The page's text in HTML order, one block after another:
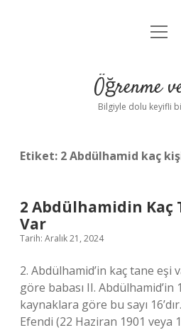
Anasayfa
Yasal
Öğrenme
Bilgiyle dolu keyifli
Etiket: 2 Abdülhamid kaç
2 Abdülhamidin Kaç
Var
Tarih: Aralık 21, 2024
2. Abdülhamid’in kaç tane eşi
göre babası II. Abdülhamid’in
kaynaklara göre bu sayı
Efendi (22 Haziran 1901 veya